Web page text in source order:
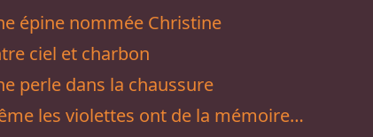
épine nommée Christine
ciel et charbon
perle dans la chaussure
les violettes ont de la mémoire…